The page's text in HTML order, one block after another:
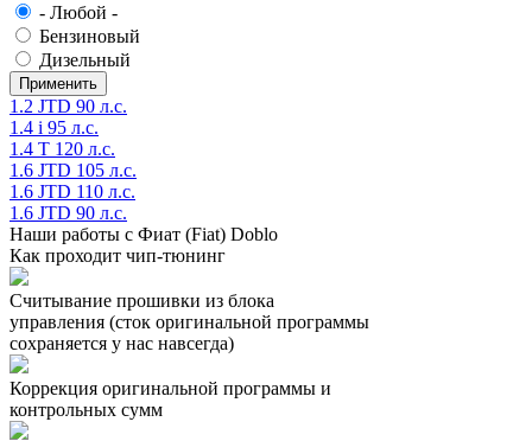
- Любой -
Бензиновый
Дизельный
1.2 JTD 90 л.с.
1.4 i 95 л.с.
1.4 T 120 л.с.
1.6 JTD 105 л.с.
1.6 JTD 110 л.с.
1.6 JTD 90 л.с.
Наши работы с Фиат (Fiat) Doblo
Как проходит чип-тюнинг
Считывание прошивки из блока
управления (сток оригинальной программы
сохраняется у нас навсегда)
Коррекция оригинальной программы и
контрольных сумм